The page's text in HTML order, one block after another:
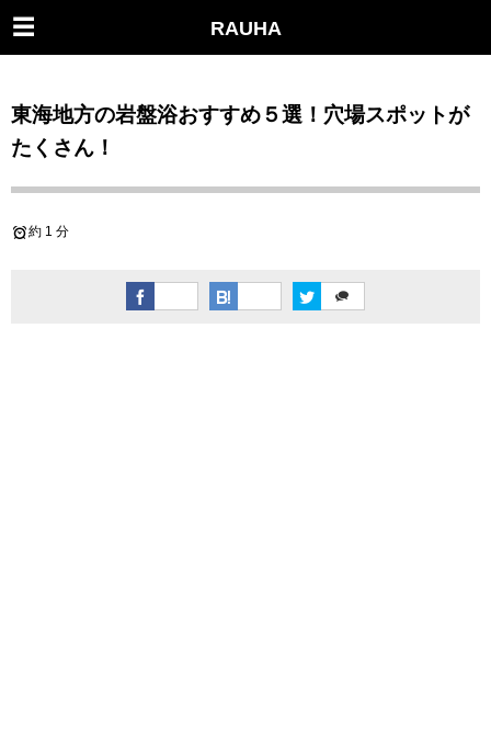
RAUHA
東海地方の岩盤浴おすすめ５選！穴場スポットが
たくさん！
約 1 分